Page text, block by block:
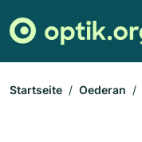
Startseite Oederan